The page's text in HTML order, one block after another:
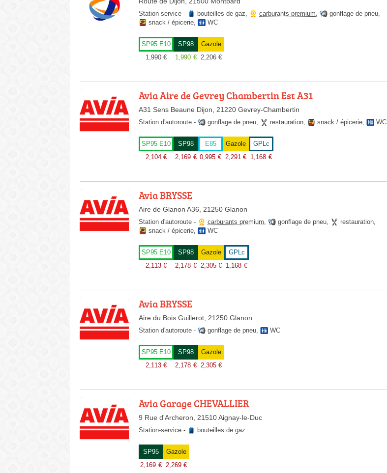
Station-service - bouteilles de gaz, carburants premium, gonflage de pneu,
snack / épicerie, WC
SP95 E10
1,990 €
SP98
1,990 €
Gazole
2,206 €
Avia Aire de Gevrey Chambertin Est A31
A31 Sens Beaune Dijon, 21220 Gevrey-Chambertin
Station d'autoroute - gonflage de pneu, restauration, snack / épicerie, WC
SP95 E10
2,104 €
SP98
2,169 €
E85
0,995 €
Gazole
2,291 €
GPLc
1,168 €
Avia BRYSSE
Aire de Glanon A36, 21250 Glanon
Station d'autoroute - carburants premium, gonflage de pneu, restauration,
snack / épicerie, WC
SP95 E10
2,113 €
SP98
2,178 €
Gazole
2,305 €
GPLc
1,168 €
Avia BRYSSE
Aire du Bois Guillerot, 21250 Glanon
Station d'autoroute - gonflage de pneu, WC
SP95 E10
2,113 €
SP98
2,178 €
Gazole
2,305 €
Avia Garage CHEVALLIER
9 Rue d'Archeron, 21510 Aignay-le-Duc
Station-service - bouteilles de gaz
SP95
2,169 €
Gazole
2,269 €